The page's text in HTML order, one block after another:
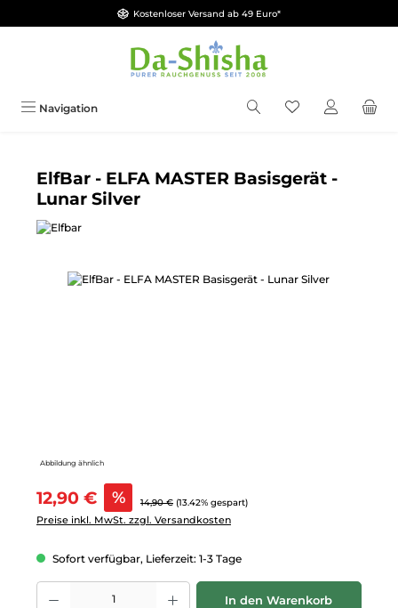
Zum Hauptinhalt springenKostenloser Versand ab 49 Euro*
Navigation Du hast 0
ElfBar - ELFA MASTER Basisgerät -
Lunar Silver
Bildergalerie überspringen
Abbildung ähnlich
Verkaufspreis:
12,90 € % Regulärer Preis:
14,90 € (13.42% gespart)
Preise inkl. MwSt. zzgl. Versandkosten
Sofort verfügbar, Lieferzeit: 1-3 Tage
Produkt Anzahl: Gib den gewünschten Wert ein oder benutze die
In den Warenkorb